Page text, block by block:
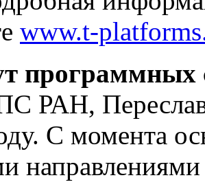
www.t-
программных
РАН,
С момента
направлениями